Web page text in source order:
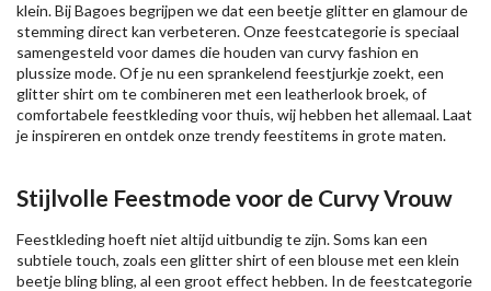
klein. Bij Bagoes begrijpen we dat een beetje glitter en glamour de
stemming direct kan verbeteren. Onze feestcategorie is speciaal
samengesteld voor dames die houden van curvy fashion en
plussize mode. Of je nu een sprankelend feestjurkje zoekt, een
glitter shirt om te combineren met een leatherlook broek, of
comfortabele feestkleding voor thuis, wij hebben het allemaal. Laat
je inspireren en ontdek onze trendy feestitems in grote maten.
Stijlvolle Feestmode voor de Curvy Vrouw
Feestkleding hoeft niet altijd uitbundig te zijn. Soms kan een
subtiele touch, zoals een glitter shirt of een blouse met een klein
beetje bling bling, al een groot effect hebben. In de feestcategorie